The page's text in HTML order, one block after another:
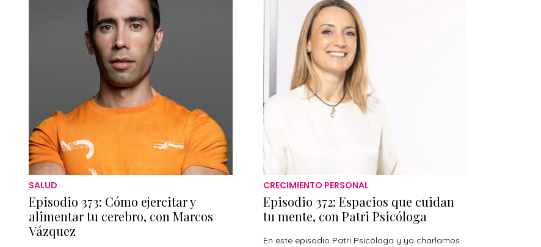
SALUD
Episodio 373: Cómo ejercitar y
alimentar tu cerebro, con Marcos
Vázquez
CRECIMIENTO PERSONAL
Episodio 372: Espacios que cuidan
tu mente, con Patri Psicóloga
En este episodio Patri Psicóloga y yo charlamos